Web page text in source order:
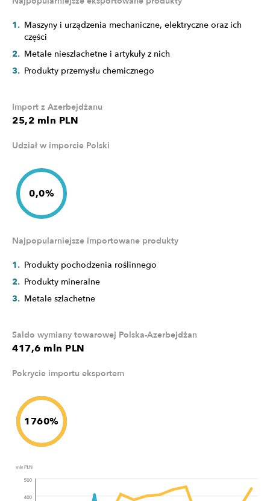
Maszyny i urządzenia mechaniczne, elektryczne oraz ich
części
Metale nieszlachetne i artykuły z nich
Produkty przemysłu chemicznego
25,2 mln PLN
Import z Azerbejdżanu
Udział w imporcie Polski
0,0%
Najpopularniejsze importowane produkty
Produkty pochodzenia roślinnego
Produkty mineralne
Metale szlachetne
417,6 mln PLN
Saldo wymiany towarowej Polska-Azerbejdżan
Pokrycie importu eksportem
1760%